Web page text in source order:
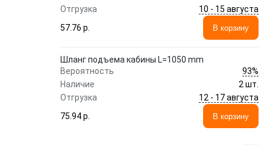
Отгрузка
10 - 15 августа
57.76 p.
В корзину
Шланг подъема кабины L=1050 mm
Вероятность
93%
Наличие
2 шт.
Отгрузка
12 - 17 августа
75.94 p.
В корзину